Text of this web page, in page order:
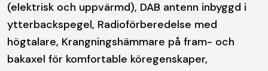
(elektrisk och uppvärmd), DAB antenn inbyggd i
ytterbackspegel, Radioförberedelse med
högtalare, Krangningshämmare på fram- och
bakaxel för komfortable köregenskaper,